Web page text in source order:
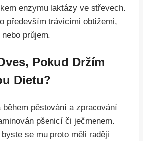
enzymu laktázy ve střevech.
především trávicími obtížemi,
průjem.
Pokud Držím
Dietu?
během pěstování a zpracování
pšenicí či ječmenem.
se mu proto měli raději